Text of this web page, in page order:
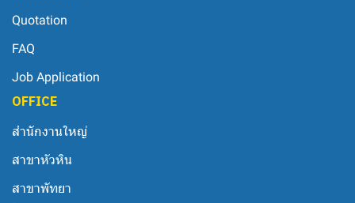
Quotation
FAQ
Job Application
OFFICE
สำนักงานใหญ่
สาขาหัวหิน
สาขาพัทยา